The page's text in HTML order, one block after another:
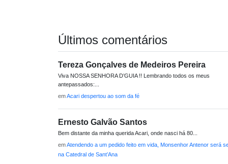
Últimos comentários
Tereza Gonçalves de Medeiros Pereira
Viva NOSSA SENHORA D’GUIA !! Lembrando todos os meus
antepassados:...
emAcari despertou ao som da fé
Ernesto Galvão Santos
Bem distante da minha querida Acari, onde nasci há 80...
emAtendendo a um pedido feito em vida, Monsenhor Antenor será
na Catedral de Sant’Ana